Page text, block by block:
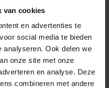
van cookies
en advertenties te
social media te bieden
analyseren. Ook delen we
onze site met onze
en analyse. Deze
combineren met andere